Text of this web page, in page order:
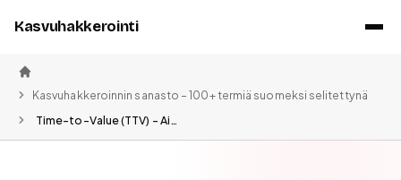
Kasvuhakkerointi
Etusivu
Kasvuhakkeroinnin sanasto – 100+ termiä suomeksi selitettynä
Time-to-Value (TTV) – Aika arvon kokemiseen